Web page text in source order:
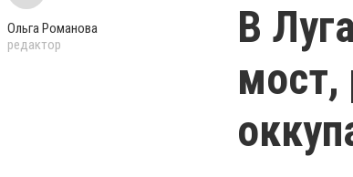
Ольга Романова
редактор
В
мост,